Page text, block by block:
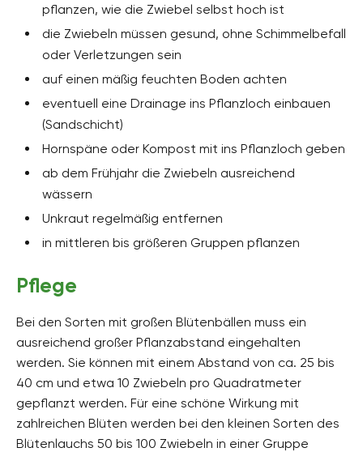
pflanzen, wie die Zwiebel selbst hoch ist
die Zwiebeln müssen gesund, ohne Schimmelbefall
oder Verletzungen sein
auf einen mäßig feuchten Boden achten
eventuell eine Drainage ins Pflanzloch einbauen
(Sandschicht)
Hornspäne oder Kompost mit ins Pflanzloch geben
ab dem Frühjahr die Zwiebeln ausreichend
wässern
Unkraut regelmäßig entfernen
in mittleren bis größeren Gruppen pflanzen
Pflege
Bei den Sorten mit großen Blütenbällen muss ein
ausreichend großer Pflanzabstand eingehalten
werden. Sie können mit einem Abstand von ca. 25 bis
40 cm und etwa 10 Zwiebeln pro Quadratmeter
gepflanzt werden. Für eine schöne Wirkung mit
zahlreichen Blüten werden bei den kleinen Sorten des
Blütenlauchs 50 bis 100 Zwiebeln in einer Gruppe